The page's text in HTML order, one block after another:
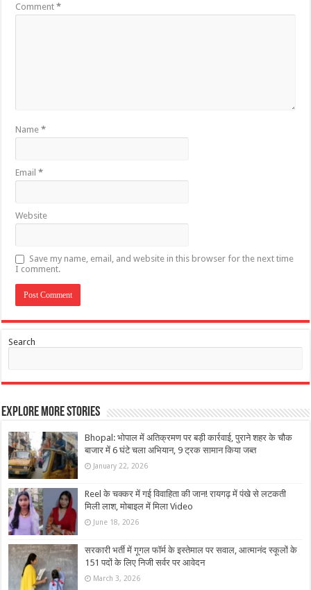
Comment*
Name*
Email*
Website
Save my name, email, and website in this browser for the next time
I comment.
Search
Explore More Stories
Bhopal: भोपाल में अतिक्रमण पर बड़ी कार्रवाई, पुराने शहर के चौक
बाजार में 6 घंटे चला अभियान, 9 ट्रक सामान किया जब्त
January 22, 2026
Reel के चक्कर में गई विवाहिता की जान! रायगढ़ में पंखे से लटकती
मिली लाश, मोबाइल में मिला Video
June 18, 2026
सरकारी भर्ती में गूगल फॉर्म के इस्तेमाल पर सवाल, आत्मानंद स्कूलों के
151 पदों के लिए निजी सर्वर पर आवेदन
March 3, 2026